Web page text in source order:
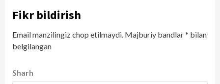
Fikr bildirish
Email manzilingiz chop etilmaydi. Majburiy bandlar* bilan
belgilangan
Sharh